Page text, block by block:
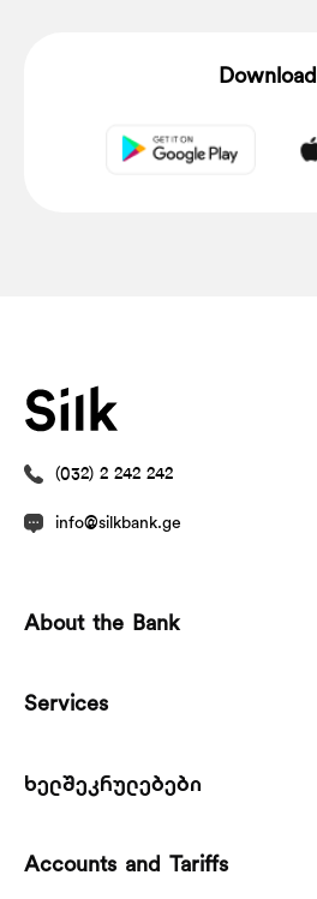
Download
(032) 2 242 242
info@silkbank.ge
About the Bank
Services
ხელშეკრულებები
Accounts and Tariffs